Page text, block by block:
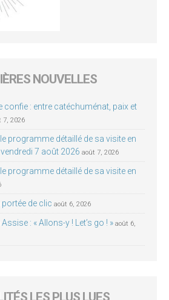
NOUVELLES
confie : entre catéchuménat, paix et
7, 2026
programme détaillé de sa visite en
7 août 2026 août 7, 2026
programme détaillé de sa visite en
portée de clic août 6, 2026
: « Allons-y ! Let’s go ! » août 6,